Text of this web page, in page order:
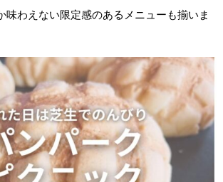
味わえない限定感のあるメニューも揃いま